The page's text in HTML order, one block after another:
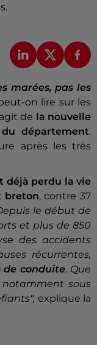
marées, pas les
on lire sur les
de la nouvelle
département.
après les très
déjà perdu la vie
breton, contre 37
le début de
et plus de 850
des accidents
récurrentes,
de conduite. Que
sous
explique la